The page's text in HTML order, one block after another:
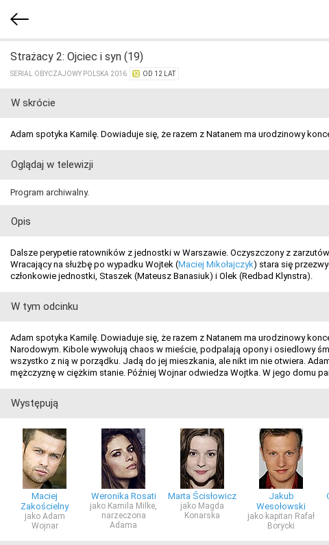
Strażacy 2: Ojciec i syn (19)
SERIAL OBYCZAJOWY POLSKA 2016 OD 12 LAT
W skrócie
Adam spotyka Kamilę. Dowiaduje się, że razem z Natanem ma urodzinowy
Oglądaj w telewizji
Program archiwalny.
Opis
Dalsze perypetie ratowników z jednostki w Warszawie. Oczyszczony z
Wracający na służbę po wypadku Wojtek (Maciej Mikołajczyk) stara się
członkowie jednostki, Staszek (Mateusz Banasiuk) i Olek (Redbad Klynstra).
W tym odcinku
Adam spotyka Kamilę. Dowiaduje się, że razem z Natanem ma urodzinowy
Narodowym. Kibole wywołują chaos w mieście, podpalają opony i osiedlowy
wszystko z nią w porządku. Jadą do jej mieszkania, ale nikt im nie otwiera.
mężczyznę w ciężkim stanie. Później Wojnar odwiedza Wojtka. W jego domu
Występują
Maciej
Zakościelny
jako Adam
Wojnar
Weronika Rosati
jako Kamila Milke,
narzeczona
Adama
Marta Ścisłowicz
jako Magda
Konarska
Jakub
Wesołowski
jako kapitan Rafał
Borycki